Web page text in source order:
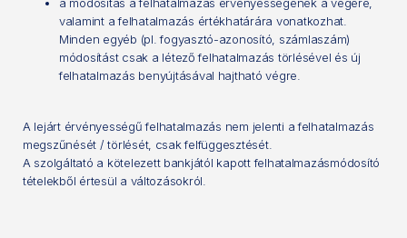
valamint a felhatalmazás értékhatárára vonatkozhat.
Minden egyéb (pl. fogyasztó-azonosító, számlaszám)
módosítást csak a létező felhatalmazás törlésével és új
felhatalmazás benyújtásával hajtható végre.
A lejárt érvényességű felhatalmazás nem jelenti a felhatalmazás
megszűnését / törlését, csak felfüggesztését.
A szolgáltató a kötelezett bankjától kapott felhatalmazásmódosító
tételekből értesül a változásokról.